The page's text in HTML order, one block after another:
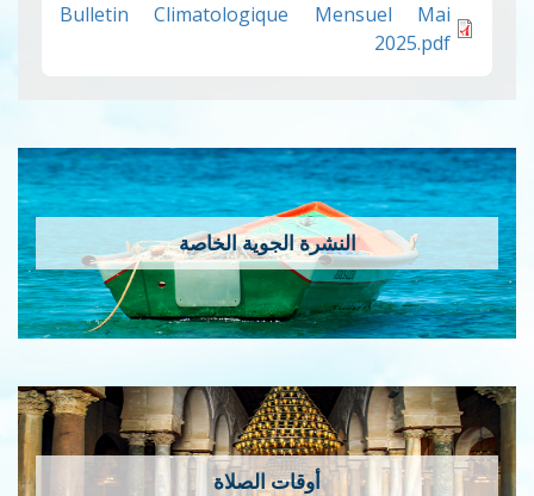
Bulletin Climatologique Mensuel Mai
2025.pdf
النشرة الجوية الخاصة
أوقات الصلاة